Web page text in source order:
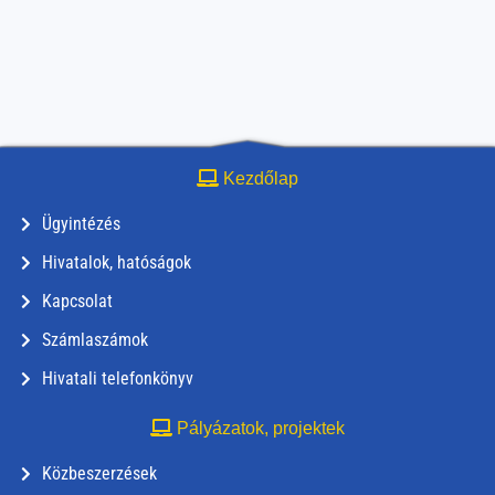
Kezdőlap
Ügyintézés
Hivatalok, hatóságok
Kapcsolat
Számlaszámok
Hivatali telefonkönyv
Pályázatok, projektek
Közbeszerzések